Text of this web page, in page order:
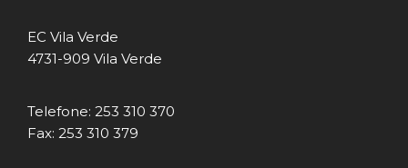
EC Vila Verde
4731-909 Vila Verde
Telefone: 253 310 370
Fax: 253 310 379